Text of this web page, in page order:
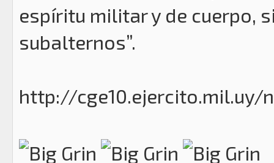
espíritu militar y de cuerpo,
subalternos”.
http://cge10.ejercito.mil.uy/